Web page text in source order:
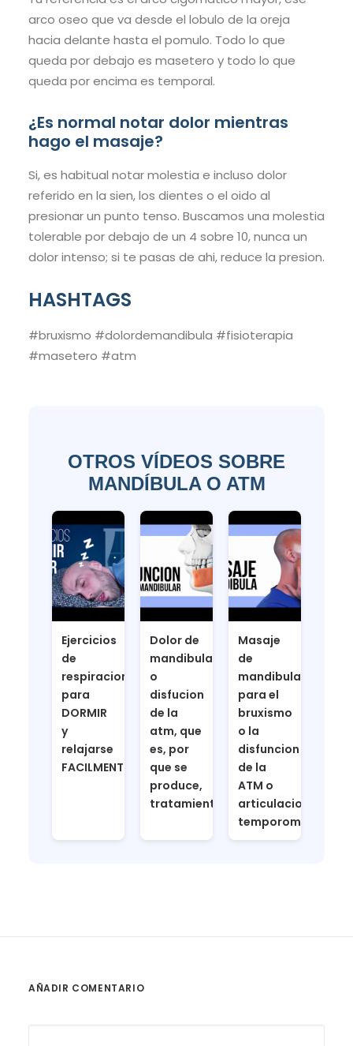
arco oseo que va desde el lobulo de la oreja
hacia delante hasta el pomulo. Todo lo que
queda por debajo es masetero y todo lo que
queda por encima es temporal.
¿Es normal notar dolor mientras
hago el masaje?
Si, es habitual notar molestia e incluso dolor
referido en la sien, los dientes o el oido al
presionar un punto tenso. Buscamos una molestia
tolerable por debajo de un 4 sobre 10, nunca un
dolor intenso; si te pasas de ahi, reduce la presion.
HASHTAGS
#bruxismo #dolordemandibula #fisioterapia
#masetero #atm
OTROS VÍDEOS SOBRE
MANDÍBULA O ATM
Ejercicios
de
respiracion
para
DORMIR
y
relajarse
FACILMENTE
Dolor de
mandibula
o
disfucion
de la
atm, que
es, por
que se
produce,
tratamiento
Masaje
de
mandibula
para el
bruxismo
o la
disfuncion
de la
ATM o
articulacion
AÑADIR COMENTARIO